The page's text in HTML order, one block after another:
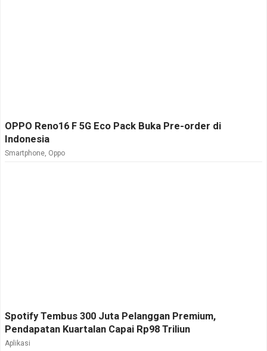
OPPO Reno16 F 5G Eco Pack Buka Pre-order di
Indonesia
Smartphone, Oppo
Spotify Tembus 300 Juta Pelanggan Premium,
Pendapatan Kuartalan Capai Rp98 Triliun
Aplikasi